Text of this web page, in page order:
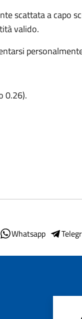
scattata a capo
valido.
0.26).
Whatsapp